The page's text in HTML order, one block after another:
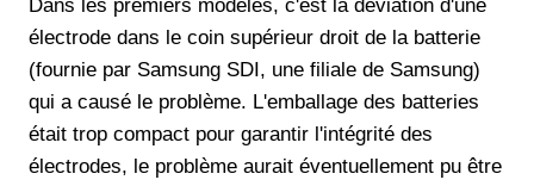
Dans les premiers modèles, c'est la déviation d'une
électrode dans le coin supérieur droit de la batterie
(fournie par Samsung SDI, une filiale de Samsung)
qui a causé le problème. L'emballage des batteries
était trop compact pour garantir l'intégrité des
électrodes, le problème aurait éventuellement pu être